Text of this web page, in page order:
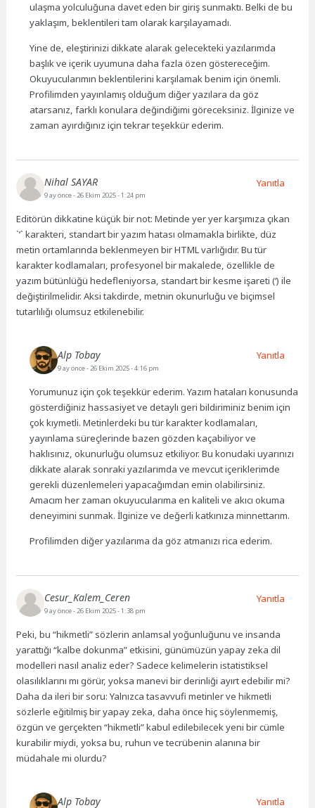
ulaşma yolculuğuna davet eden bir giriş sunmaktı. Belki de bu
yaklaşım, beklentileri tam olarak karşılayamadı.
Yine de, eleştirinizi dikkate alarak gelecekteki yazılarımda
başlık ve içerik uyumuna daha fazla özen göstereceğim.
Okuyucularımın beklentilerini karşılamak benim için önemli.
Profilimden yayınlamış olduğum diğer yazılara da göz
atarsanız, farklı konulara değindiğimi göreceksiniz. İlginize ve
zaman ayırdığınız için tekrar teşekkür ederim.
Nihal SAYAR
9 ay önce- 26 Ekim 2025 - 1:24 pm
Editörün dikkatine küçük bir not: Metinde yer yer karşımıza çıkan
`’` karakteri, standart bir yazım hatası olmamakla birlikte, düz
metin ortamlarında beklenmeyen bir HTML varlığıdır. Bu tür
karakter kodlamaları, profesyonel bir makalede, özellikle de
yazım bütünlüğü hedefleniyorsa, standart bir kesme işareti (‘) ile
değiştirilmelidir. Aksi takdirde, metnin okunurluğu ve biçimsel
tutarlılığı olumsuz etkilenebilir.
Yanıtla
Alp Tobay
9 ay önce- 26 Ekim 2025 - 4:16 pm
Yorumunuz için çok teşekkür ederim. Yazım hataları konusunda
gösterdiğiniz hassasiyet ve detaylı geri bildiriminiz benim için
çok kıymetli. Metinlerdeki bu tür karakter kodlamaları,
yayınlama süreçlerinde bazen gözden kaçabiliyor ve
haklısınız, okunurluğu olumsuz etkiliyor. Bu konudaki uyarınızı
dikkate alarak sonraki yazılarımda ve mevcut içeriklerimde
gerekli düzenlemeleri yapacağımdan emin olabilirsiniz.
Amacım her zaman okuyucularıma en kaliteli ve akıcı okuma
deneyimini sunmak. İlginize ve değerli katkınıza minnettarım.
Profilimden diğer yazılarıma da göz atmanızı rica ederim.
Yanıtla
Cesur_Kalem_Ceren
9 ay önce- 26 Ekim 2025 - 1:38 pm
Peki, bu “hikmetli” sözlerin anlamsal yoğunluğunu ve insanda
yarattığı “kalbe dokunma” etkisini, günümüzün yapay zeka dil
modelleri nasıl analiz eder? Sadece kelimelerin istatistiksel
olasılıklarını mı görür, yoksa manevi bir derinliği ayırt edebilir mi?
Daha da ileri bir soru: Yalnızca tasavvufi metinler ve hikmetli
sözlerle eğitilmiş bir yapay zeka, daha önce hiç söylenmemiş,
özgün ve gerçekten “hikmetli” kabul edilebilecek yeni bir cümle
kurabilir miydi, yoksa bu, ruhun ve tecrübenin alanına bir
müdahale mi olurdu?
Yanıtla
Alp Tobay Yanıtla